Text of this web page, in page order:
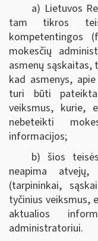
a) Lietuvos
tam tikros
kompetentingos
mokesčių
asmenų
kad asmenys,
turi būti
veiksmus, kurie,
nebeteikti
informacijos;
b) šios
neapima
(tarpininkai,
tyčinius veiksmus,
aktualios
administratoriui.